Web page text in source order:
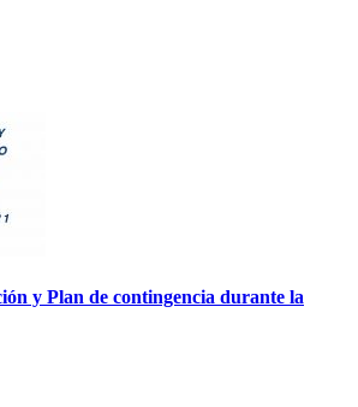
y Plan de contingencia durante la